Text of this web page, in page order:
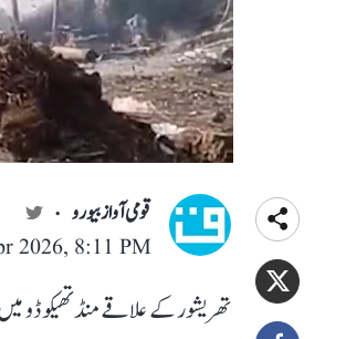
قومی آواز بیورو
2026, 8:11 PM